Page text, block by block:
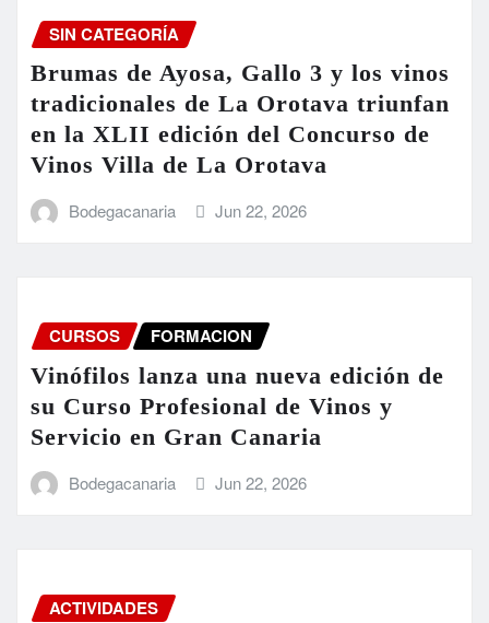
SIN CATEGORÍA
Brumas de Ayosa, Gallo 3 y los vinos
tradicionales de La Orotava triunfan
en la XLII edición del Concurso de
Vinos Villa de La Orotava
Bodegacanaria Jun 22, 2026
CURSOS FORMACION
Vinófilos lanza una nueva edición de
su Curso Profesional de Vinos y
Servicio en Gran Canaria
Bodegacanaria Jun 22, 2026
ACTIVIDADES